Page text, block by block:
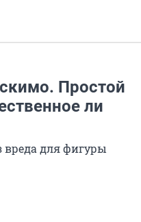
Простой
ли
вреда для фигуры